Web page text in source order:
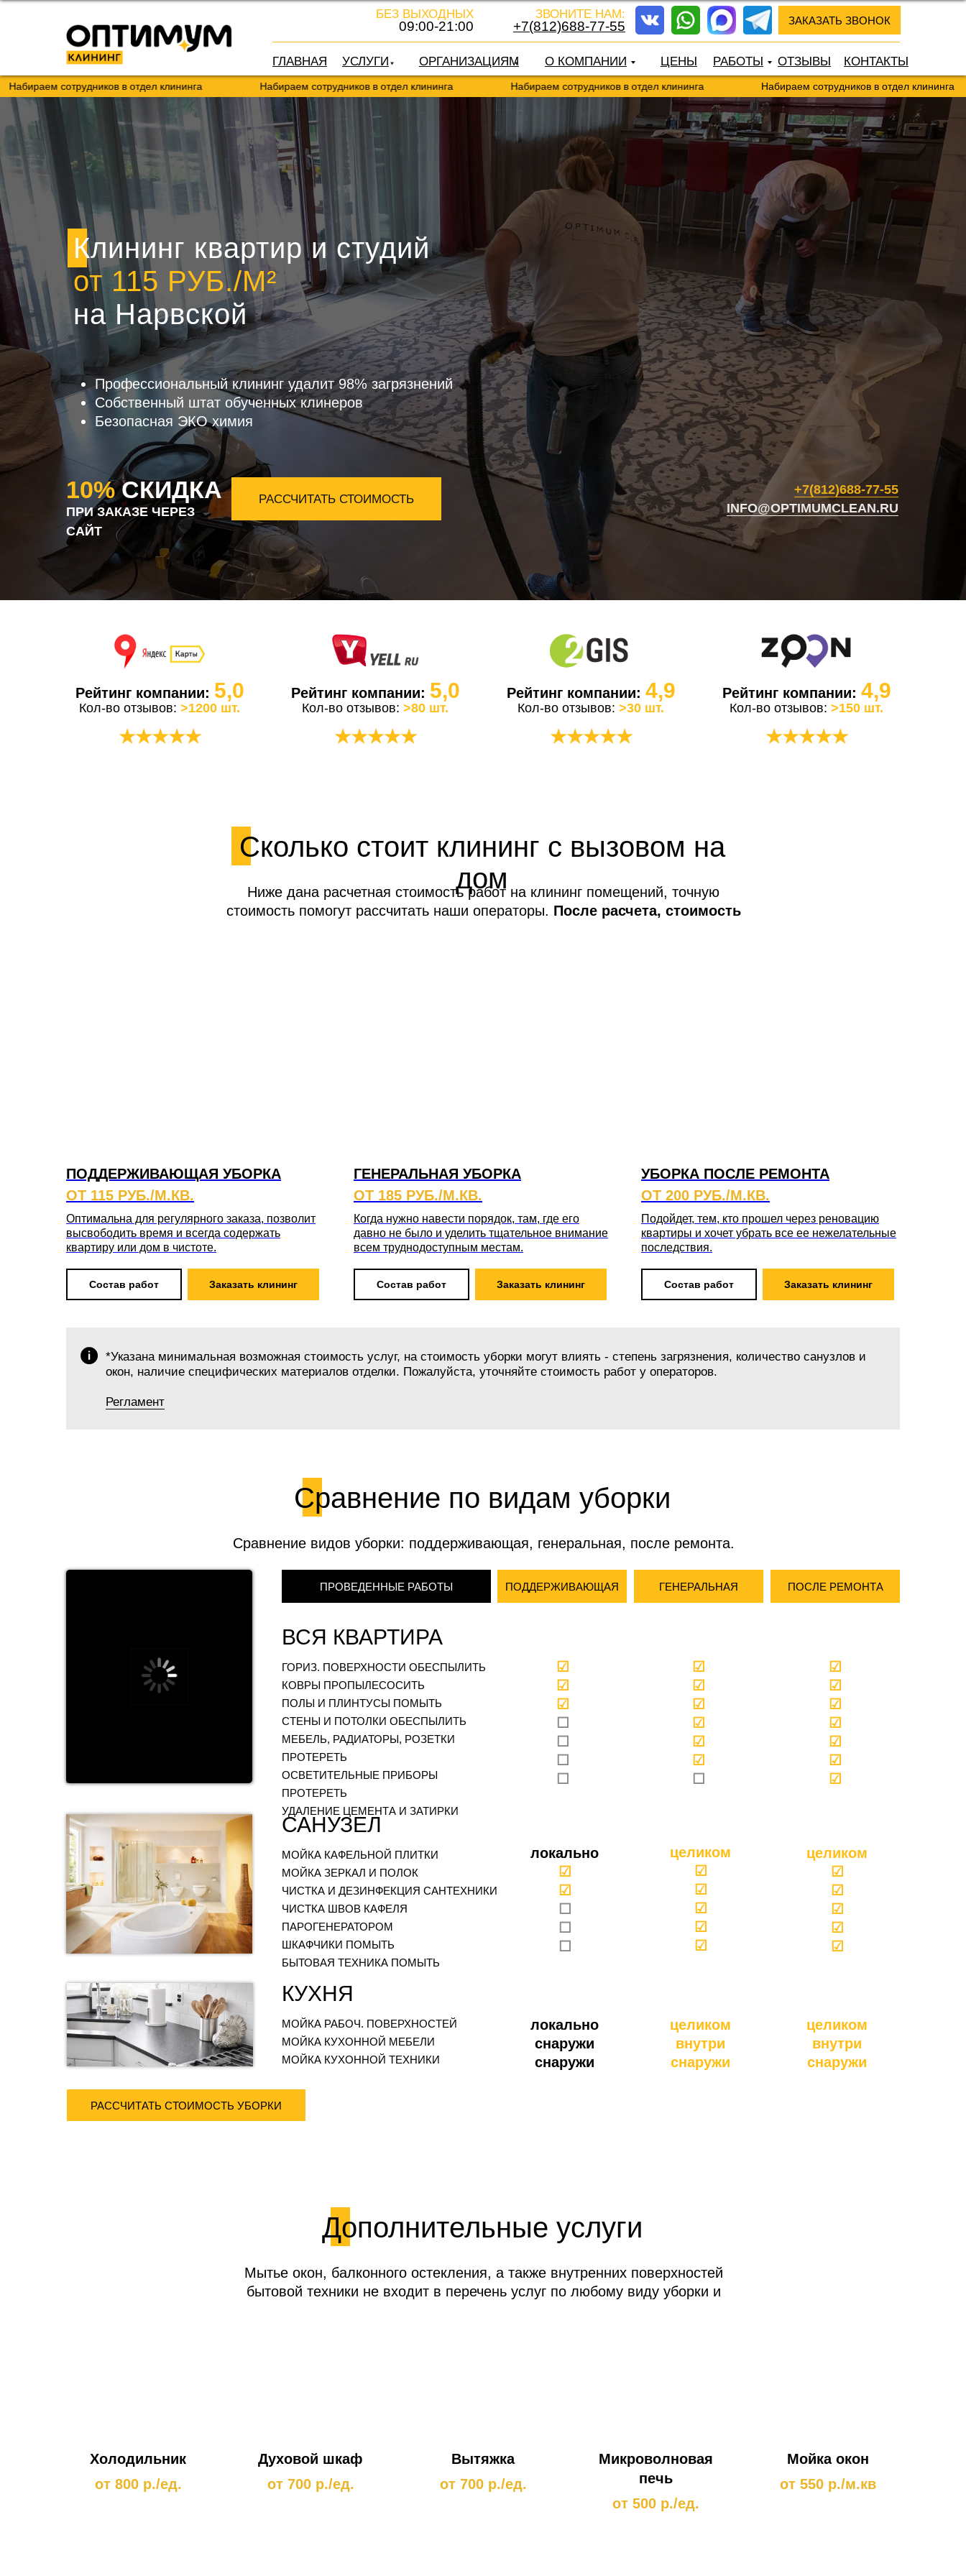
УСЛУГИ
ЗАКАЗАТЬ ЗВОНОК
ГЛАВНАЯ ОРГАНИЗАЦИЯМ ЦЕНЫ РАБОТЫ КОНТАКТЫ
О КОМПАНИИ ОТЗЫВЫ
ЗВОНИТЕ НАМ:
+7(812)688-77-55
БЕЗ ВЫХОДНЫХ
09:00-21:00
сотрудников в отдел клининга Набираем сотрудников в отдел клининга Набираем сотрудников в отдел клининга Набираем сотрудников в отдел клининга
РАССЧИТАТЬ СТОИМОСТЬ
ПРИ ЗАКАЗЕ ЧЕРЕЗ
САЙТ
Профессиональный клининг удалит 98% загрязнений
Собственный штат обученных клинеров
Безопасная ЭКО химия
10%СКИДКА
+7(812)688-77-55
INFO@OPTIMUMCLEAN.RU
Клининг квартир и студий
от 115 РУБ./М²
на Нарвской
Рейтинг компании: 5,0
Кол-во отзывов: >1200 шт.
★★★★★
Рейтинг компании: 5,0
Кол-во отзывов: >80 шт.
★★★★★
Рейтинг компании: 4,9
Кол-во отзывов: >30 шт.
★★★★★
Рейтинг компании: 4,9
Кол-во отзывов: >150 шт.
★★★★★
Сколько стоит клининг с вызовом на
дом
Ниже дана расчетная стоимость работ на клининг помещений, точную
стоимость помогут рассчитать наши операторы. После расчета, стоимость
ПОДДЕРЖИВАЮЩАЯ УБОРКА
ОТ 115 РУБ./М.КВ.
Оптимальна для регулярного заказа, позволит
высвободить время и всегда содержать
квартиру или дом в чистоте.
Состав работ Заказать клининг
ГЕНЕРАЛЬНАЯ УБОРКА
ОТ 185 РУБ./М.КВ.
Когда нужно навести порядок, там, где его
давно не было и уделить тщательное внимание
всем труднодоступным местам.
Состав работ Заказать клининг
УБОРКА ПОСЛЕ РЕМОНТА
ОТ 200 РУБ./М.КВ.
Подойдет, тем, кто прошел через реновацию
квартиры и хочет убрать все ее нежелательные
последствия.
Состав работ Заказать клининг
*Указана минимальная возможная стоимость услуг, на стоимость уборки могут влиять - степень загрязнения, количество санузлов и
окон, наличие специфических материалов отделки. Пожалуйста, уточняйте стоимость работ у операторов.
Регламент
Сравнение по видам уборки
Сравнение видов уборки: поддерживающая, генеральная, после ремонта.
ГОРИЗ. ПОВЕРХНОСТИ ОБЕСПЫЛИТЬ
КОВРЫ ПРОПЫЛЕСОСИТЬ
ПОЛЫ И ПЛИНТУСЫ ПОМЫТЬ
СТЕНЫ И ПОТОЛКИ ОБЕСПЫЛИТЬ
МЕБЕЛЬ, РАДИАТОРЫ, РОЗЕТКИ
ПРОТЕРЕТЬ
ОСВЕТИТЕЛЬНЫЕ ПРИБОРЫ
ПРОТЕРЕТЬ
УДАЛЕНИЕ ЦЕМЕНТА И ЗАТИРКИ
ВСЯ КВАРТИРА
☑
☑
☑
☐
☐
☐
☐
МОЙКА КАФЕЛЬНОЙ ПЛИТКИ
МОЙКА ЗЕРКАЛ И ПОЛОК
ЧИСТКА И ДЕЗИНФЕКЦИЯ САНТЕХНИКИ
ЧИСТКА ШВОВ КАФЕЛЯ
ПАРОГЕНЕРАТОРОМ
ШКАФЧИКИ ПОМЫТЬ
БЫТОВАЯ ТЕХНИКА ПОМЫТЬ
САНУЗЕЛ
локально
☑
☑
☐
☐
☐
МОЙКА РАБОЧ. ПОВЕРХНОСТЕЙ
МОЙКА КУХОННОЙ МЕБЕЛИ
МОЙКА КУХОННОЙ ТЕХНИКИ
КУХНЯ
локально
снаружи
снаружи
ПРОВЕДЕННЫЕ РАБОТЫ ПОДДЕРЖИВАЮЩАЯ ГЕНЕРАЛЬНАЯ ПОСЛЕ РЕМОНТА
☑
☑
☑
☑
☑
☑
☐
целиком
☑
☑
☑
☑
☑
целиком
внутри
снаружи
☑
☑
☑
☑
☑
☑
☑
целиком
☑
☑
☑
☑
☑
целиком
внутри
снаружи
РАССЧИТАТЬ СТОИМОСТЬ УБОРКИ
Дополнительные услуги
Мытье окон, балконного остекления, а также внутренних поверхностей
бытовой техники не входит в перечень услуг по любому виду уборки и
Холодильник
от 800 р./ед.
Духовой шкаф
от 700 р./ед.
Вытяжка
от 700 р./ед.
Микроволновая
печь
от 500 р./ед.
Мойка окон
от 550 р./м.кв